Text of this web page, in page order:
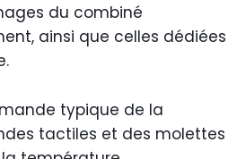
du combiné
ainsi que celles
typique de la
tactiles et des molettes